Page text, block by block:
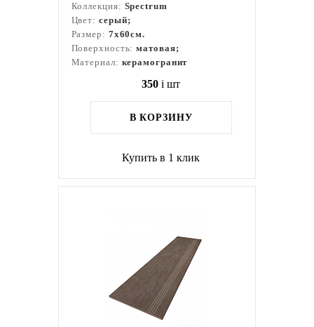
Коллекция: Spectrum
Цвет: серый;
Размер: 7x60см.
Поверхность:матовая;
Материал: керамогранит
350 i шт
В КОРЗИНУ
Купить в 1 клик